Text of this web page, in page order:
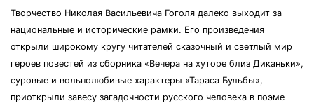
Творчество Николая Васильевича Гоголя далеко выходит за
национальные и исторические рамки. Его произведения
открыли широкому кругу читателей сказочный и светлый мир
героев повестей из сборника «Вечера на хуторе близ Диканьки»,
суровые и вольнолюбивые характеры «Тараса Бульбы»,
приоткрыли завесу загадочности русского человека в поэме